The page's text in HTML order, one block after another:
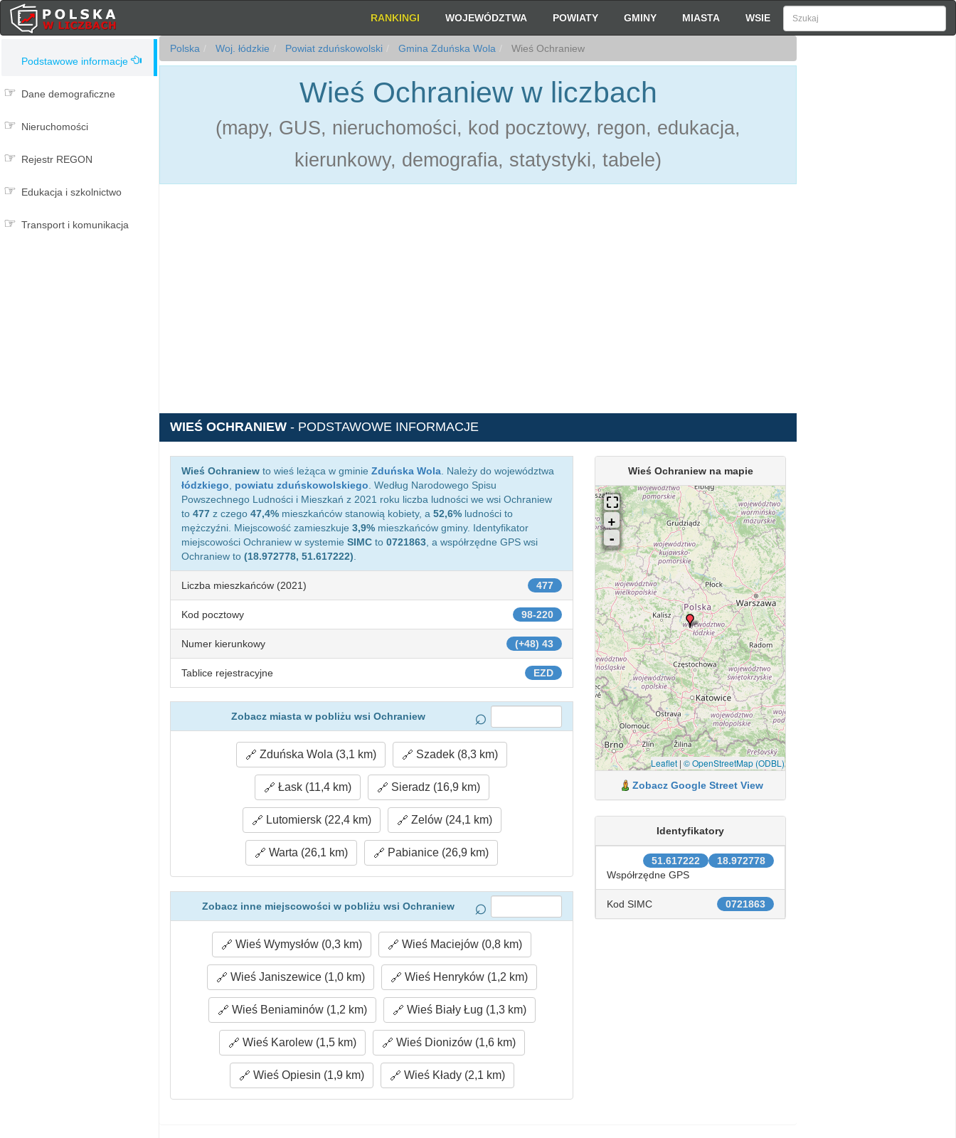
RANKINGI WOJEWÓDZTWA POWIATY GMINY MIASTA WSIE
Podstawowe informacje
Dane demograficzne
Nieruchomości
Rejestr REGON
Edukacja i szkolnictwo
Transport i komunikacja
Polska Woj. łódzkie Powiat zduńskowolski Gmina Zduńska Wola Wieś Ochraniew
Wieś Ochraniew w liczbach
(mapy, GUS, nieruchomości, kod pocztowy, regon, edukacja,
kierunkowy, demografia, statystyki, tabele)
WIEŚ OCHRANIEW - PODSTAWOWE INFORMACJE
Wieś Ochraniew to wieś leżąca w gminie Zduńska Wola . Należy do województwa
łódzkiego
powiatu zduńskowolskiego . Według Narodowego Spisu
Powszechnego Ludności i Mieszkań z 2021 roku liczba ludności we wsi Ochraniew
to 477 z czego 47,4% mieszkańców stanowią kobiety, a 52,6% ludności to
mężczyźni. Miejscowość zamieszkuje 3,9% mieszkańców gminy. Identyfikator
miejscowości Ochraniew w systemie SIMC to 0721863 , a współrzędne GPS wsi
Ochraniew to (18.972778, 51.617222)
477
Liczba mieszkańców (2021)
98-220
Kod pocztowy
(+48) 43
Numer kierunkowy
EZD
Tablice rejestracyjne
Zobacz miasta w pobliżu wsi Ochraniew
Zduńska Wola (3,1 km) Szadek (8,3 km)
Łask (11,4 km) Sieradz (16,9 km)
Lutomiersk (22,4 km) Zelów (24,1 km)
Warta (26,1 km) Pabianice (26,9 km)
Zobacz inne miejscowości w pobliżu wsi Ochraniew
Wieś Wymysłów (0,3 km) Wieś Maciejów (0,8 km)
Wieś Janiszewice (1,0 km) Wieś Henryków (1,2 km)
Wieś Beniaminów (1,2 km) Wieś Biały Ług (1,3 km)
Wieś Karolew (1,5 km) Wieś Dionizów (1,6 km)
Wieś Opiesin (1,9 km) Wieś Kłady (2,1 km)
Wieś Ochraniew na mapie
Leaflet| © OpenStreetMap (ODBL)
Zobacz Google Street View
Identyfikatory
18.972778
51.617222
Współrzędne GPS
0721863
Kod SIMC